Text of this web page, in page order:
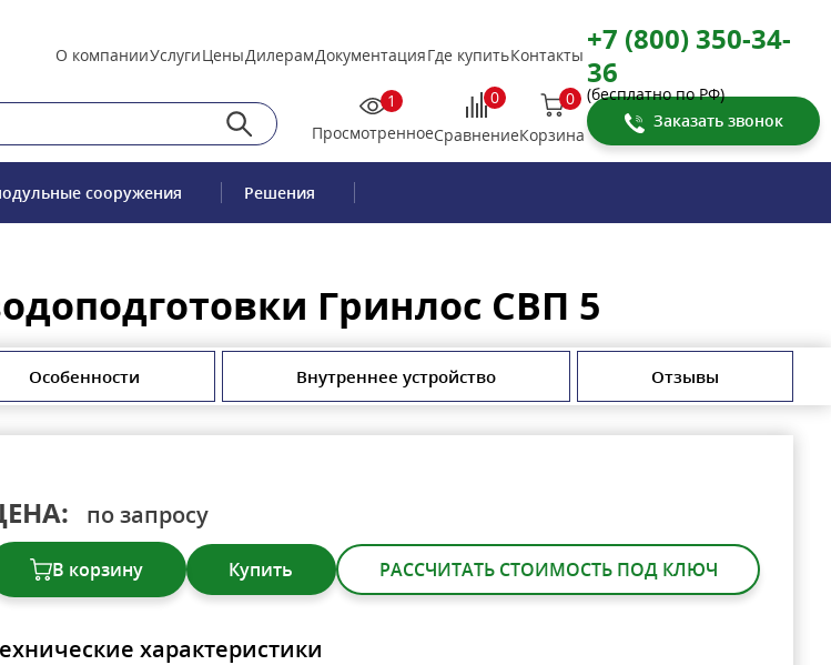
О компанииУслугиЦеныДилерамДокументацияГде купитьКонтакты +7 (800) 350-34-
36
(бесплатно по РФ)
1
Просмотренное
0
Сравнение
0
Корзина
Заказать звонок
сооружения Решения
Гринлос СВП 5
Особенности Внутреннее устройство Отзывы
по запросу
В корзину Купить РАССЧИТАТЬ СТОИМОСТЬ ПОД КЛЮЧ
характеристики